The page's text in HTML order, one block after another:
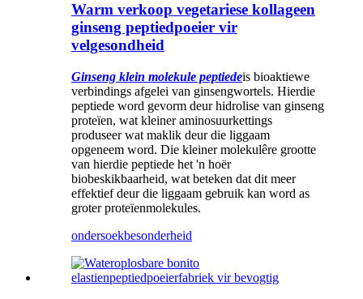
Warm verkoop vegetariese kollageen
ginseng peptiedpoeier vir
velgesondheid
Ginseng klein molekule peptiedeis bioaktiewe
verbindings afgelei van ginsengwortels. Hierdie
peptiede word gevorm deur hidrolise van ginseng
proteïen, wat kleiner aminosuurkettings
produseer wat maklik deur die liggaam
opgeneem word. Die kleiner molekulêre grootte
van hierdie peptiede het 'n hoër
biobeskikbaarheid, wat beteken dat dit meer
effektief deur die liggaam gebruik kan word as
groter proteïenmolekules.
ondersoekbesonderheid